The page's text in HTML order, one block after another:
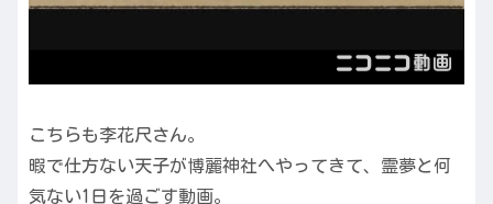
こちらも李花尺さん。
暇で仕方ない天子が博麗神社へやってきて、霊夢と何
気ない1日を過ごす動画。